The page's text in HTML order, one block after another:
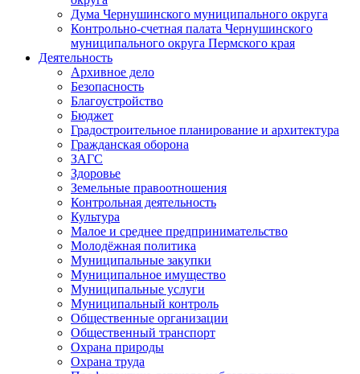
Дума Чернушинского муниципального округа
Контрольно-счетная палата Чернушинского
муниципального округа Пермского края
Деятельность
Архивное дело
Безопасность
Благоустройство
Бюджет
Градостроительное планирование и архитектура
Гражданская оборона
ЗАГС
Здоровье
Земельные правоотношения
Контрольная деятельность
Культура
Малое и среднее предпринимательство
Молодёжная политика
Муниципальные закупки
Муниципальное имущество
Муниципальные услуги
Муниципальный контроль
Общественные организации
Общественный транспорт
Охрана природы
Охрана труда